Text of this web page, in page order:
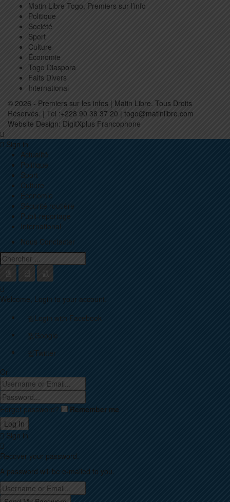
Matin Libre Togo, Premiers sur l’info
Politique
Société
Sport
Culture
Économie
Togo Diaspora
Faits Divers
International
© 2026 - Premiers sur les infos | Matin Libre. Tous Droits
Réservés. | Tel :+228 90 38 37 20 | togo@matinlibre.com
Website Design: DigitXplus Francophone
Sign in
Actualité
Politique
Sport
Culture
Économie
Sécurité routière
Publi-reportage
International
Nous Conctacter
Welcome, Login to your account.
Login with Facebook
Google
Twitter
Or
Forget password? Remember me
Sign in
Recover your password.
A password will be e-mailed to you.